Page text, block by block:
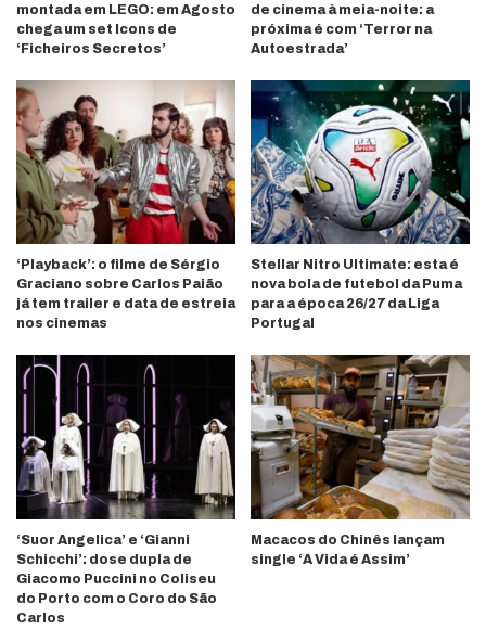
montada em LEGO: em Agosto
chega um set Icons de
‘Ficheiros Secretos’
de cinema à meia-noite: a
próxima é com ‘Terror na
Autoestrada’
‘Playback’: o filme de Sérgio
Graciano sobre Carlos Paião
já tem trailer e data de estreia
nos cinemas
Stellar Nitro Ultimate: esta é
nova bola de futebol da Puma
para a época 26/27 da Liga
Portugal
‘Suor Angelica’ e ‘Gianni
Schicchi’: dose dupla de
Giacomo Puccini no Coliseu
do Porto com o Coro do São
Carlos
Macacos do Chinês lançam
single ‘A Vida é Assim’